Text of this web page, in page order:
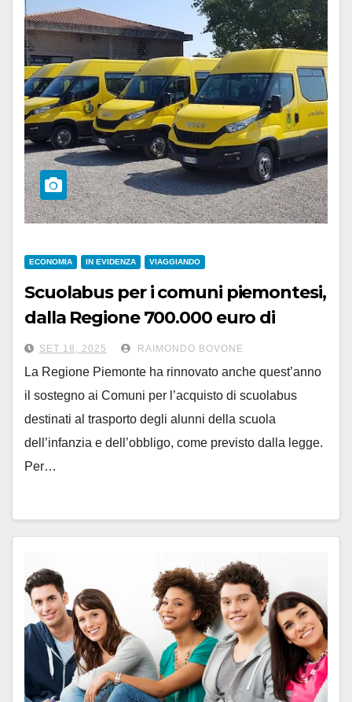
ECONOMIA IN EVIDENZA VIAGGIANDO
Scuolabus per i comuni piemontesi,
dalla Regione 700.000 euro di
contributi
SET 18, 2025 RAIMONDO BOVONE
La Regione Piemonte ha rinnovato anche quest’anno
il sostegno ai Comuni per l’acquisto di scuolabus
destinati al trasporto degli alunni della scuola
dell’infanzia e dell’obbligo, come previsto dalla legge.
Per…